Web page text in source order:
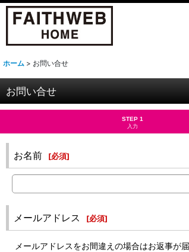
ホーム > お問い合せ
お問い合せ
STEP 1
入力
お名前 [必須]
メールアドレス [必須]
メールアドレスをお間違えの場合はお返事が